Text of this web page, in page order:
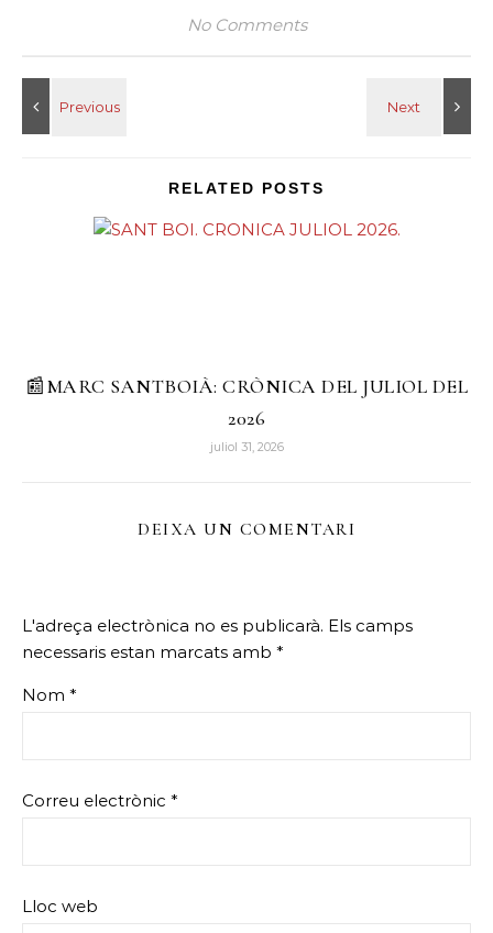
No Comments
RELATED POSTS
📰MARC SANTBOIÀ: CRÒNICA DEL JULIOL DEL
2026
juliol 31, 2026
DEIXA UN COMENTARI
L'adreça electrònica no es publicarà. Els camps
necessaris estan marcats amb *
Nom *
Correu electrònic *
Lloc web